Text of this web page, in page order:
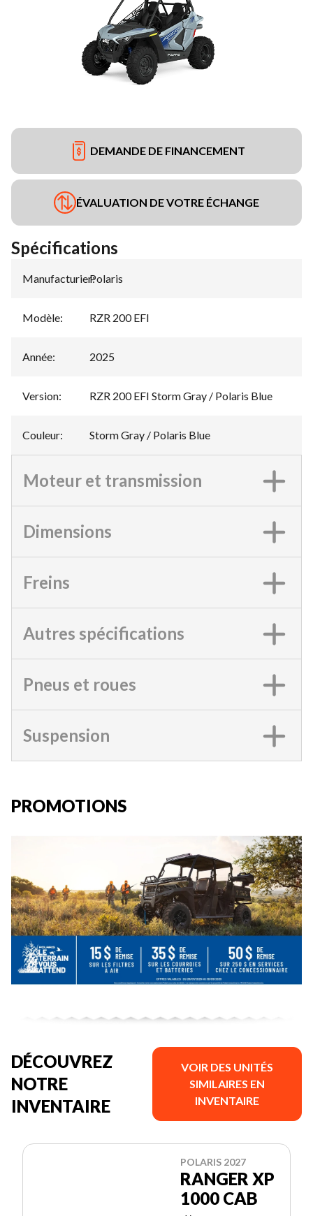
DEMANDE DE FINANCEMENT
ÉVALUATION DE VOTRE ÉCHANGE
Spécifications
Manufacturier:
Polaris
Modèle: RZR 200 EFI
Année: 2025
Version: RZR 200 EFI Storm Gray / Polaris Blue
Couleur: Storm Gray / Polaris Blue
Moteur et transmission
Dimensions
Freins
Autres spécifications
Pneus et roues
Suspension
PROMOTIONS
DÉCOUVREZ
NOTRE
INVENTAIRE
VOIR DES UNITÉS
SIMILAIRES EN
INVENTAIRE
POLARIS 2027
RANGER XP
1000 CAB